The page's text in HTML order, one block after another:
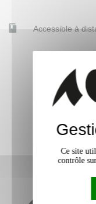
Accessible à
Ce site
contrôle